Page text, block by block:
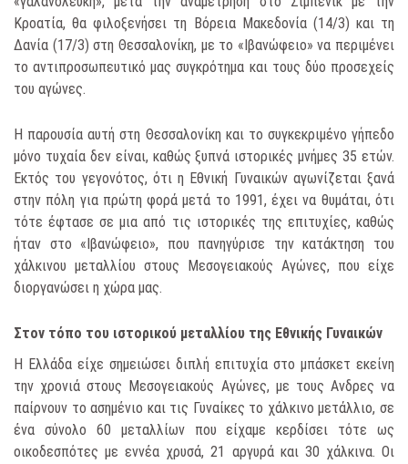
Κροατία, θα φιλοξενήσει τη Βόρεια Μακεδονία (14/3) και τη
Δανία (17/3) στη Θεσσαλονίκη, με το «Ιβανώφειο» να περιμένει
το αντιπροσωπευτικό μας συγκρότημα και τους δύο προσεχείς
του αγώνες.
Η παρουσία αυτή στη Θεσσαλονίκη και το συγκεκριμένο γήπεδο
μόνο τυχαία δεν είναι, καθώς ξυπνά ιστορικές μνήμες 35 ετών.
Εκτός του γεγονότος, ότι η Εθνική Γυναικών αγωνίζεται ξανά
στην πόλη για πρώτη φορά μετά το 1991, έχει να θυμάται, ότι
τότε έφτασε σε μια από τις ιστορικές της επιτυχίες, καθώς
ήταν στο «Ιβανώφειο», που πανηγύρισε την κατάκτηση του
χάλκινου μεταλλίου στους Μεσογειακούς Αγώνες, που είχε
διοργανώσει η χώρα μας.
Στον τόπο του ιστορικού μεταλλίου της Εθνικής Γυναικών
Η Ελλάδα είχε σημειώσει διπλή επιτυχία στο μπάσκετ εκείνη
την χρονιά στους Μεσογειακούς Αγώνες, με τους Ανδρες να
παίρνουν το ασημένιο και τις Γυναίκες το χάλκινο μετάλλιο, σε
ένα σύνολο 60 μεταλλίων που είχαμε κερδίσει τότε ως
οικοδεσπότες με εννέα χρυσά, 21 αργυρά και 30 χάλκινα. Οι